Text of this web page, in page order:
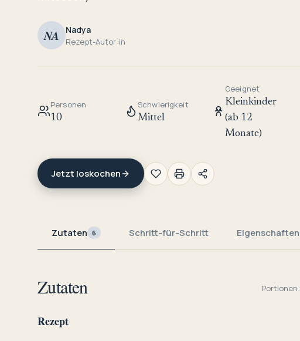
NA Nadya
Rezept-Autor:in
Personen
10
Schwierigkeit
Mittel
Geeignet
Kleinkinder
(ab 12
Monate)
Jetzt loskochen
Zutaten 6 Schritt-für-Schritt Eigenschaften
Zutaten Portionen:
Rezept